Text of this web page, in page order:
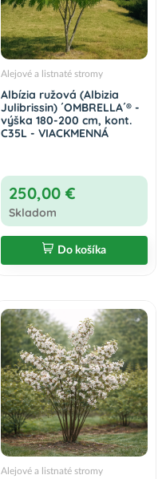
Alejové a listnaté stromy
Albízia ružová (Albizia
Julibrissin) ´OMBRELLA´® -
výška 180-200 cm, kont.
C35L - VIACKMENNÁ
250,00 €
Skladom
Do košíka
Alejové a listnaté stromy